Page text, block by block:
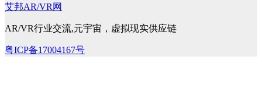
艾邦AR/VR网
AR/VR行业交流,元宇宙，虚拟现实供应链
粤ICP备17004167号